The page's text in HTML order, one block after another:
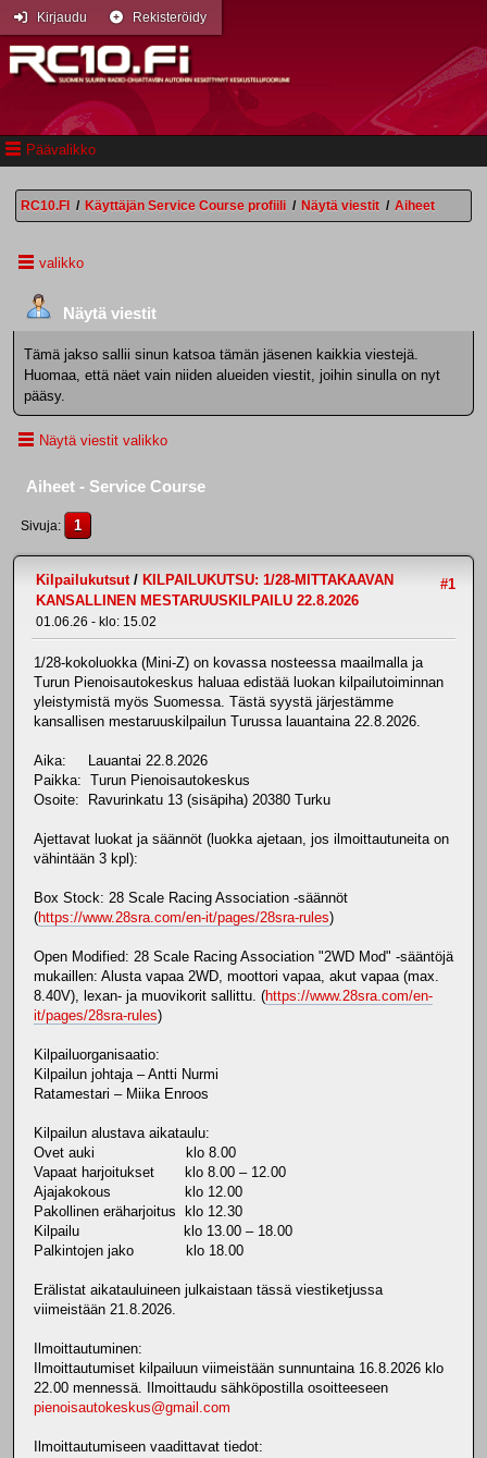
Päävalikko
Kirjaudu Rekisteröidy
RC10.FI / Käyttäjän Service Course profiili / Näytä viestit / Aiheet
valikko
Näytä viestit
Tämä jakso sallii sinun katsoa tämän jäsenen kaikkia viestejä.
Huomaa, että näet vain niiden alueiden viestit, joihin sinulla on nyt
pääsy.
Näytä viestit valikko
Aiheet - Service Course
Sivuja 1
#1
Kilpailukutsut/ KILPAILUKUTSU: 1/28-MITTAKAAVAN
KANSALLINEN MESTARUUSKILPAILU 22.8.2026
01.06.26 - klo: 15.02
1/28-kokoluokka (Mini-Z) on kovassa nosteessa maailmalla ja
Turun Pienoisautokeskus haluaa edistää luokan kilpailutoiminnan
yleistymistä myös Suomessa. Tästä syystä järjestämme
kansallisen mestaruuskilpailun Turussa lauantaina 22.8.2026.
Aika: Lauantai 22.8.2026
Paikka: Turun Pienoisautokeskus
Osoite: Ravurinkatu 13 (sisäpiha) 20380 Turku
Ajettavat luokat ja säännöt (luokka ajetaan, jos ilmoittautuneita on
vähintään 3 kpl):
Box Stock: 28 Scale Racing Association -säännöt
(https://www.28sra.com/en-it/pages/28sra-rules)
Open Modified: 28 Scale Racing Association "2WD Mod" -sääntöjä
mukaillen: Alusta vapaa 2WD, moottori vapaa, akut vapaa (max.
8.40V), lexan- ja muovikorit sallittu. (https://www.28sra.com/en-
it/pages/28sra-rules)
Kilpailuorganisaatio:
Kilpailun johtaja – Antti Nurmi
Ratamestari – Miika Enroos
Kilpailun alustava aikataulu:
Ovet auki klo 8.00
Vapaat harjoitukset klo 8.00 – 12.00
Ajajakokous klo 12.00
Pakollinen eräharjoitus klo 12.30
Kilpailu klo 13.00 – 18.00
Palkintojen jako klo 18.00
Erälistat aikatauluineen julkaistaan tässä viestiketjussa
viimeistään 21.8.2026.
Ilmoittautuminen:
Ilmoittautumiset kilpailuun viimeistään sunnuntaina 16.8.2026 klo
22.00 mennessä. Ilmoittaudu sähköpostilla osoitteeseen
pienoisautokeskus@gmail.com
Ilmoittautumiseen vaadittavat tiedot: